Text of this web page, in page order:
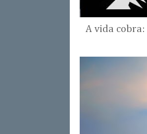
A vida